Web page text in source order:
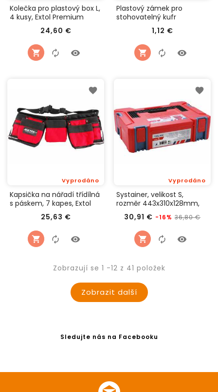
Kolečka pro plastový box L,
4 kusy, Extol Premium
24,60 €Cena
Plastový zámek pro
stohovatelný kufr
8856070-2, Extol Premium
1,12 €Cena
Kapsička na nářadí třídílná
s páskem, 7 kapes, Extol
Premium 8858000
25,63 €
Vyprodáno
Cena
Systainer, velikost S,
rozměr 443x310x128mm,
Extol Premium 8856070
30,91 € Běžná
-16% 36,80 €
Vyprodáno
Zobrazují se 1 -12 z 41 položek
Zobrazit další
Sledujte nás na Facebooku